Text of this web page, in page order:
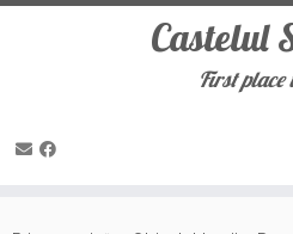
Castelul
First place